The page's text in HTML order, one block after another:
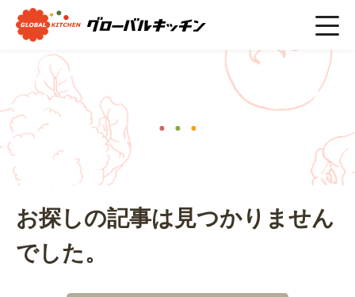
ホーム>#栄養素
お探しの記事は見つかりません
でした。